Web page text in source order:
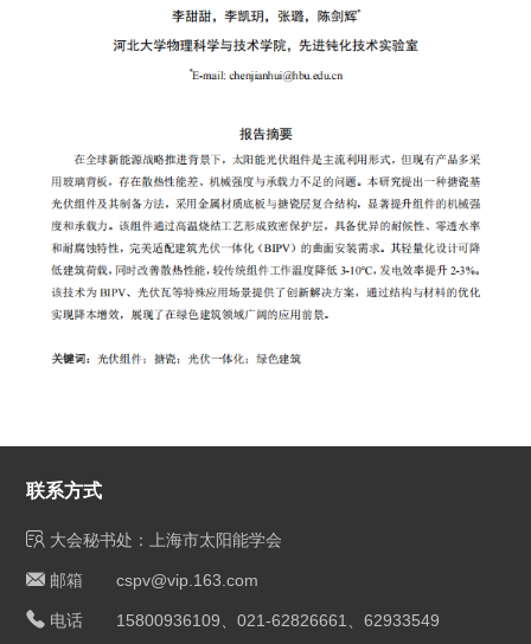
联系方式
大会秘书处：上海市太阳能学会
邮箱 cspv@vip.163.com
电话 15800936109、021-62826661、62933549